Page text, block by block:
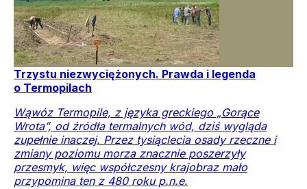
Trzystu niezwyciężonych. Prawda i legenda
o Termopilach
Wąwóz Termopile, z języka greckiego „Gorące
Wrota”, od źródła termalnych wód, dziś wygląda
zupełnie inaczej. Przez tysiąclecia osady rzeczne i
zmiany poziomu morza znacznie poszerzyły
przesmyk, więc współczesny krajobraz mało
przypomina ten z 480 roku p.n.e.